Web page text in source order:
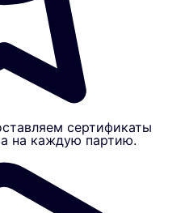
сертификаты
на каждую партию.